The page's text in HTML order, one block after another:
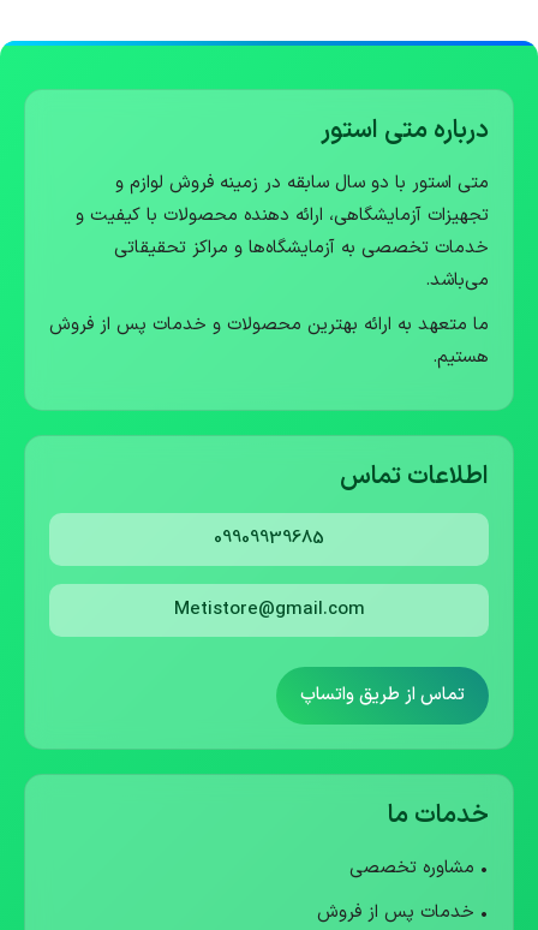
درباره متی استور
متی استور با دو سال سابقه در زمینه فروش لوازم و
تجهیزات آزمایشگاهی، ارائه دهنده محصولات با کیفیت و
خدمات تخصصی به آزمایشگاه‌ها و مراکز تحقیقاتی
می‌باشد.
ما متعهد به ارائه بهترین محصولات و خدمات پس از فروش
هستیم.
اطلاعات تماس
09909939685
Metistore@gmail.com
تماس از طریق واتساپ
خدمات ما
• مشاوره تخصصی
• خدمات پس از فروش